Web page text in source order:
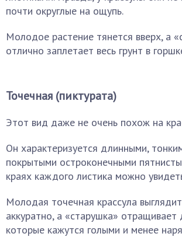
почти округлые на ощупь.
Молодое растение тянется вверх, а
отлично заплетает весь грунт в
Точечная (пиктурата)
Этот вид даже не очень похож на
Он характеризуется длинными,
покрытыми остроконечными
краях каждого листика можно
Молодая точечная крассула
аккуратно, а «старушка»
которые кажутся голыми и менее